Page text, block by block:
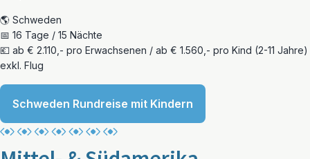
🌎 Schweden
📅 16 Tage / 15 Nächte
💶 ab € 2.110,- pro Erwachsenen / ab € 1.560,- pro Kind (2-11 Jahre)
exkl. Flug
Schweden Rundreise mit Kindern